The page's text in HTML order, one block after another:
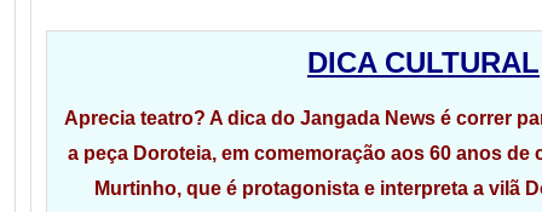
DICA CULTURAL
Aprecia teatro? A dica do Jangada News é correr
a peça Doroteia, em comemoração aos 60 anos de
Murtinho, que é protagonista e interpreta a vilã